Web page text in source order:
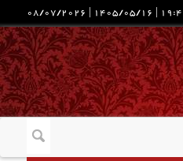
|
1405/05/16
|
08/07/2026